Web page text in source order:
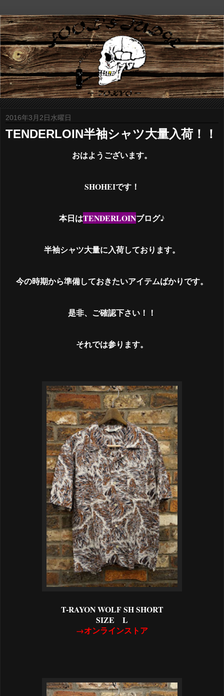
2016年3月2日水曜日
TENDERLOIN半袖シャツ大量入荷！！
おはようございます。
SHOHEIです！
本日はTENDERLOINブログ♪
半袖シャツ大量に入荷しております。
今の時期から準備しておきたいアイテムばかりです。
是非、ご確認下さい！！
それでは参ります。
T-RAYON WOLF SH SHORT
SIZE L
→オンラインストア